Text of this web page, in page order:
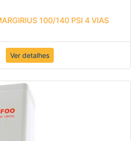
100/140 PSI 4 VIAS
Ver detalhes